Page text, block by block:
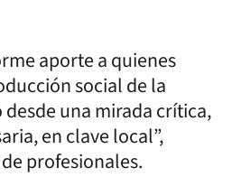
aporte a quienes
social de la
una mirada crítica,
en clave local”,
profesionales.